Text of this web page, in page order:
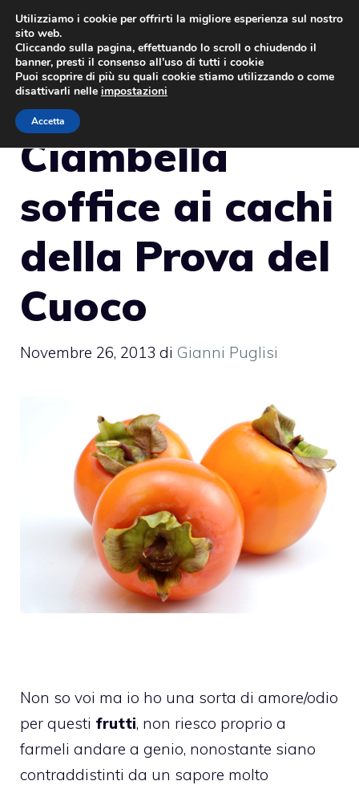
Vai
contenuto
Ciambella
soffice ai cachi
della Prova del
Cuoco
Novembre 26, 2013 di Gianni Puglisi
Non so voi ma io ho una sorta di amore/odio
per questi frutti, non riesco proprio a
farmeli andare a genio, nonostante siano
contraddistinti da un sapore molto
Utilizziamo i cookie per offrirti la migliore esperienza sul nostro
sito web.
Cliccando sulla pagina, effettuando lo scroll o chiudendo il
banner, presti il consenso all’uso di tutti i cookie
Puoi scoprire di più su quali cookie stiamo utilizzando o come
disattivarli nelle impostazioni
Accetta